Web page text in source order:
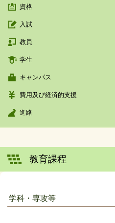
資格
入試
教員
学生
キャンパス
費用及び経済的支援
進路
教育課程
学科・専攻等